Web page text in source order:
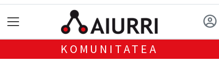
KOMUNITATEA